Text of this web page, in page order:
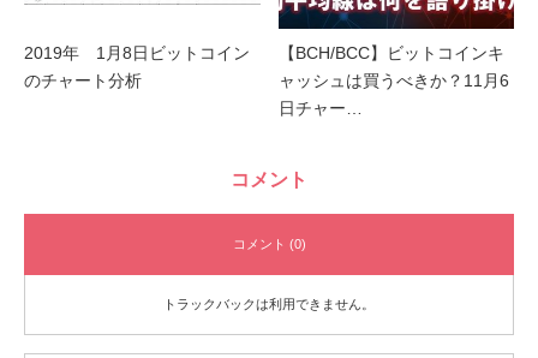
2019年 1月8日ビットコイン
のチャート分析
【BCH/BCC】ビットコインキ
ャッシュは買うべきか？11月6
日チャー…
コメント
コメント (0)
トラックバックは利用できません。